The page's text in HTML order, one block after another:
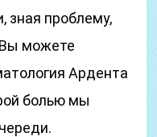
зная проблему,
можете
Ардента
болью мы